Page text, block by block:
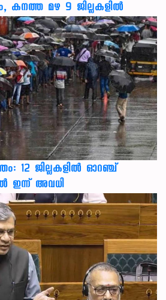
കനത്ത മഴ 9 ജില്ലകളിൽ
12 ജില്ലകളിൽ ഓറഞ്ച്
ഇന്ന് അവധി